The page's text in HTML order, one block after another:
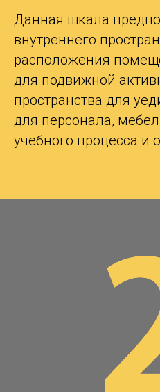
Данная шкала
внутреннего
расположения
для подвижной
пространства для
для персонала,
учебного процесса и